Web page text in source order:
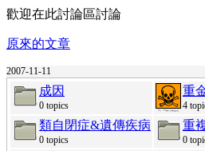
歡迎在此討論區討論
原來的文章
2007-11-11
成因
0 topics
重
4
類自閉症&遺傳疾病
0 topics
重
0